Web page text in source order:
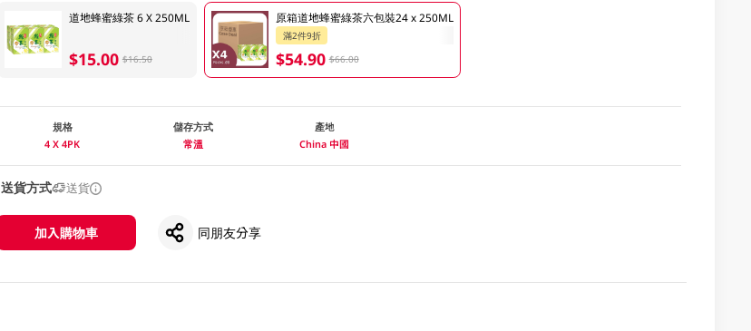
道地蜂蜜綠茶 6 X 250ML
$15.00 $16.50
原箱道地蜂蜜綠茶六包裝24 x 250ML
滿2件9折
$54.90 $66.00
規格
4 X 4PK
儲存方式
常溫
產地
China 中國
送貨方式 送貨
加入購物車 同朋友分享